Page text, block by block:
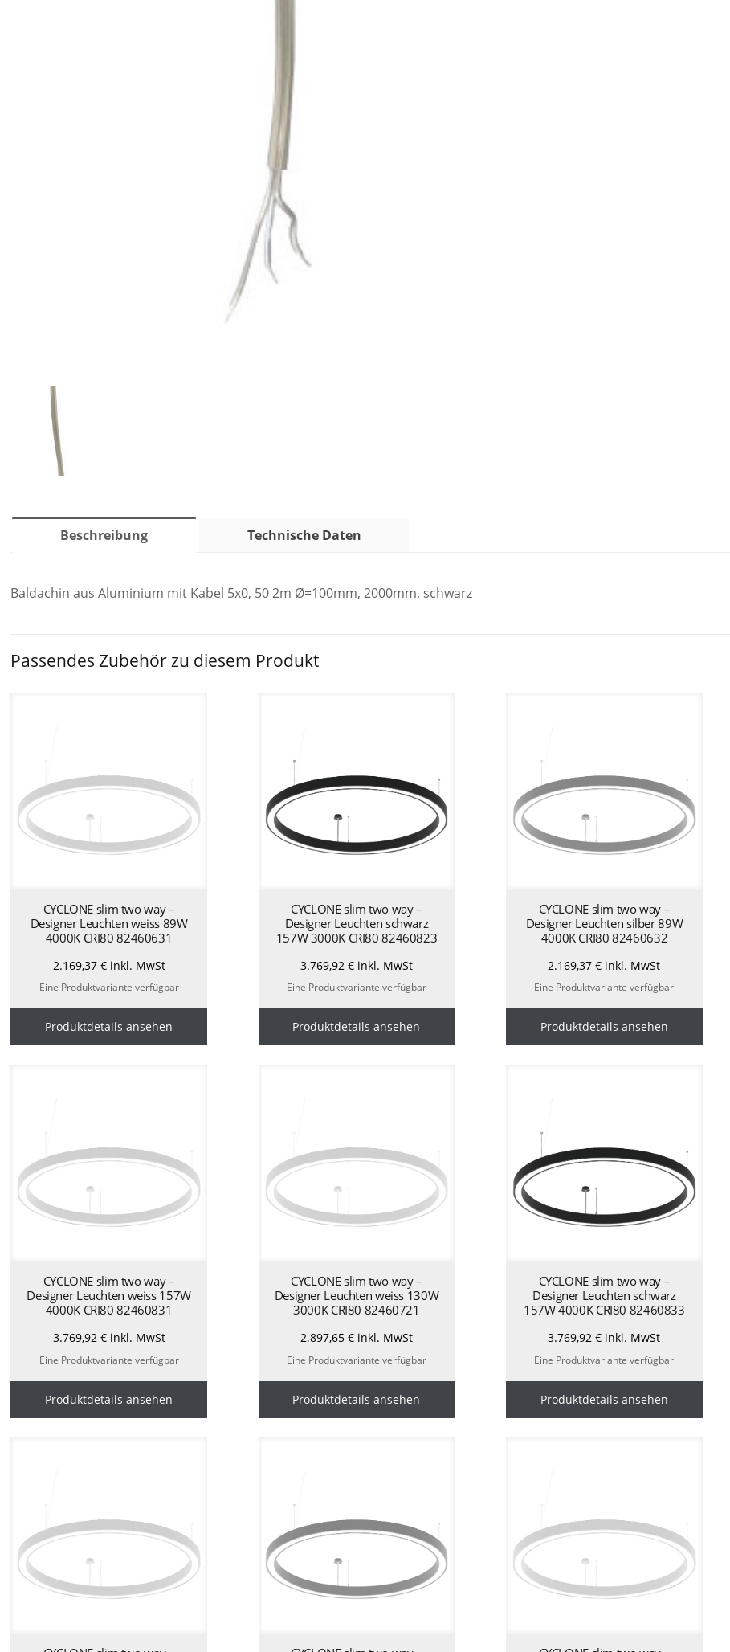
Beschreibung Technische Daten
Baldachin aus Aluminium mit Kabel 5x0, 50 2m Ø=100mm, 2000mm, schwarz
Passendes Zubehör zu diesem Produkt
CYCLONE slim two way –
Designer Leuchten weiss 89W
4000K CRI80 82460631
2.169,37 €inkl. MwSt
Eine Produktvariante verfügbar
Produktdetails ansehen
CYCLONE slim two way –
Designer Leuchten schwarz
157W 3000K CRI80 82460823
3.769,92 €inkl. MwSt
Eine Produktvariante verfügbar
Produktdetails ansehen
CYCLONE slim two way –
Designer Leuchten silber 89W
4000K CRI80 82460632
2.169,37€ inkl. MwSt
Eine Produktvariante verfügbar
Produktdetails ansehen
CYCLONE slim two way –
Designer Leuchten weiss 157W
4000K CRI80 82460831
3.769,92 €inkl. MwSt
Eine Produktvariante verfügbar
Produktdetails ansehen
CYCLONE slim two way –
Designer Leuchten weiss 130W
3000K CRI80 82460721
2.897,65 €inkl. MwSt
Eine Produktvariante verfügbar
Produktdetails ansehen
CYCLONE slim two way –
Designer Leuchten schwarz
157W 4000K CRI80 82460833
3.769,92€ inkl. MwSt
Eine Produktvariante verfügbar
Produktdetails ansehen